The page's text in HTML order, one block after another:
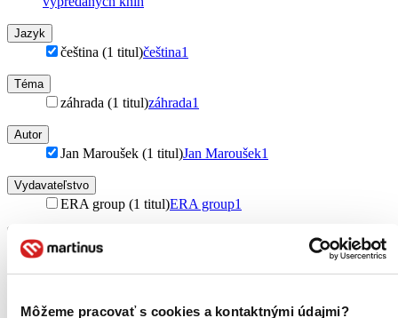
Môžeme pracovať s cookies a kontaktnými údajmi?
Jazyk
čeština (1 titul)čeština1
Téma
záhrada (1 titul)záhrada1
Autor
Jan Maroušek (1 titul)Jan Maroušek1
Vydavateľstvo
ERA group (1 titul)ERA group1
brožovaná väzba (1 titul)